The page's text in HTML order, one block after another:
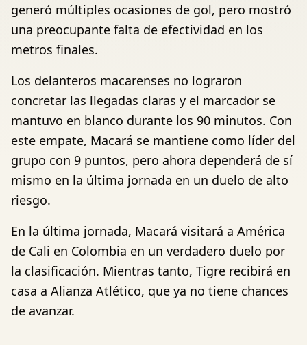
generó múltiples ocasiones de gol, pero mostró
una preocupante falta de efectividad en los
metros finales.
Los delanteros macarenses no lograron
concretar las llegadas claras y el marcador se
mantuvo en blanco durante los 90 minutos. Con
este empate, Macará se mantiene como líder del
grupo con 9 puntos, pero ahora dependerá de sí
mismo en la última jornada en un duelo de alto
riesgo.
En la última jornada, Macará visitará a América
de Cali en Colombia en un verdadero duelo por
la clasificación. Mientras tanto, Tigre recibirá en
casa a Alianza Atlético, que ya no tiene chances
de avanzar.